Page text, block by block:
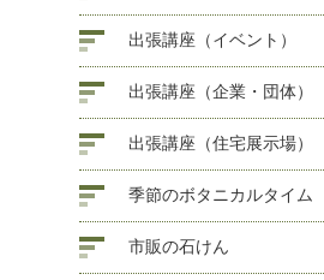
出張講座（イベント）
出張講座（企業・団体）
出張講座（住宅展示場）
季節のボタニカルタイム
市販の石けん